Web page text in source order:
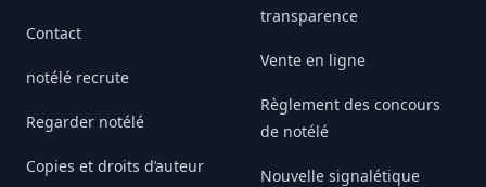
Contact
notélé recrute
Regarder notélé
Copies et droits d’auteur
transparence
Vente en ligne
Règlement des concours
de notélé
Nouvelle signalétique